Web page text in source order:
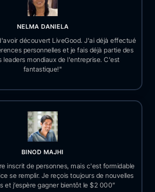
NELMA DANIELA
découvert LiveGood. J'ai déjà effectué
personnelles et je fais déjà partie des
leaders mondiaux de l'entreprise. C'est
fantastique!"
BINOD MAJHI
inscrit de personnes, mais c'est formidable
se remplir. Je reçois toujours de nouvelles
et j’espère gagner bientôt le $2 000”